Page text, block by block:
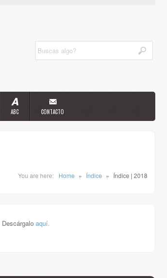
ABC CONTACTO
You are here: Home » Índice » Índice | 2018
aquí.